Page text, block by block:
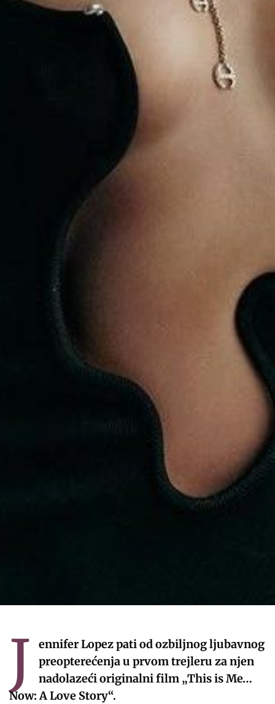
J
ennifer Lopez pati od ozbiljnog ljubavnog
preopterećenja u prvom trejleru za njen
nadolazeći originalni film „This is Me…
Now: A Love Story“.